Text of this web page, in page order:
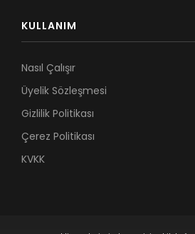
KULLANIM
Nasıl Çalışır
Üyelik Sözleşmesi
Gizlilik Politikası
Çerez Politikası
KVKK